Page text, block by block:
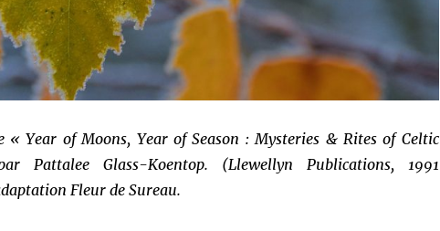
Year of Moons, Year of Season : Mysteries & Rites of Celtic
Pattalee Glass-Koentop. (Llewellyn Publications, 1991
Fleur de Sureau.